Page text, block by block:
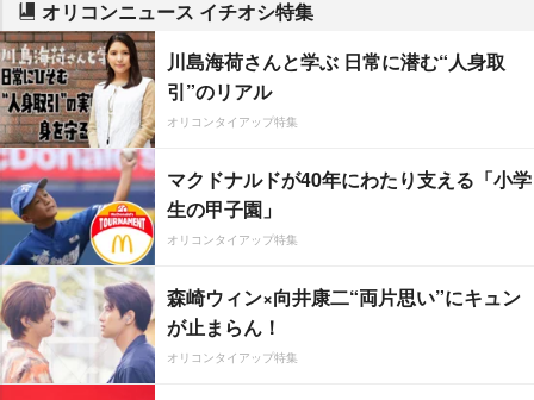
オリコンニュース イチオシ特集
川島海荷さんと学ぶ 日常に潜む“人身取
引”のリアル
オリコンタイアップ特集
マクドナルドが40年にわたり支える「小学
生の甲子園」
オリコンタイアップ特集
森崎ウィン×向井康二“両片思い”にキュン
が止まらん！
オリコンタイアップ特集